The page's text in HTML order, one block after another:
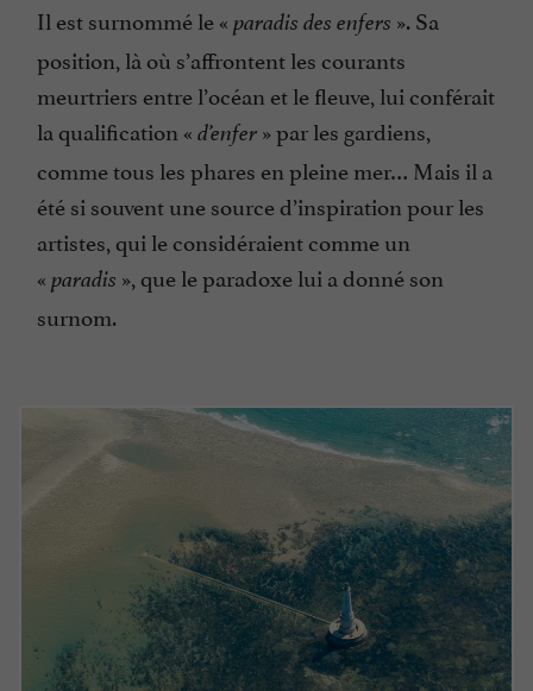
Il est surnommé le « paradis des enfers ». Sa
position, là où s’affrontent les courants
meurtriers entre l’océan et le fleuve, lui conférait
la qualification « d’enfer » par les gardiens,
comme tous les phares en pleine mer… Mais il a
été si souvent une source d’inspiration pour les
artistes, qui le considéraient comme un
« paradis », que le paradoxe lui a donné son
surnom.